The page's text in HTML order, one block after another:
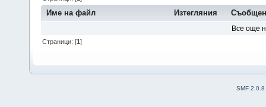
Име на файл Изтегляния
Все още
Страници: [1]
SMF 2.0.8